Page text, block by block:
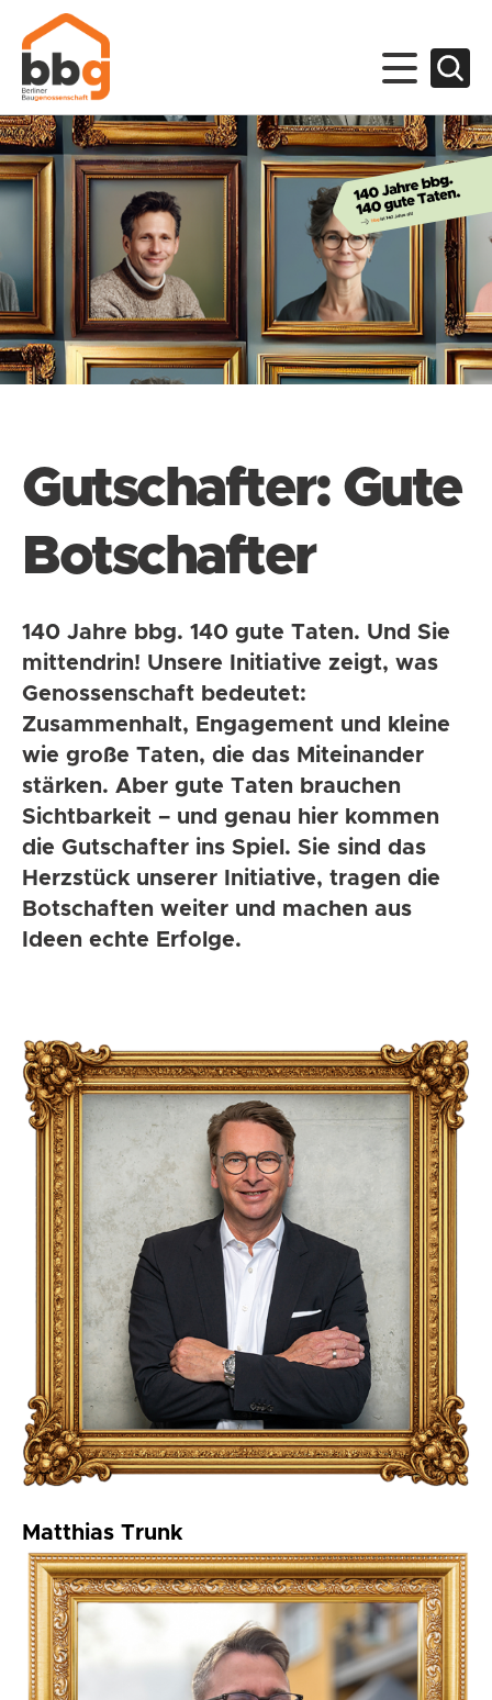
Gutschafter: Gute
Botschafter
140 Jahre bbg. 140 gute Taten. Und Sie
mittendrin! Unsere Initiative zeigt, was
Genossenschaft bedeutet:
Zusammenhalt, Engagement und kleine
wie große Taten, die das Miteinander
stärken. Aber gute Taten brauchen
Sichtbarkeit – und genau hier kommen
die Gutschafter ins Spiel. Sie sind das
Herzstück unserer Initiative, tragen die
Botschaften weiter und machen aus
Ideen echte Erfolge.
Matthias Trunk